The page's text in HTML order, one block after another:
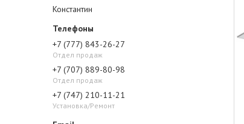
Константин
+7 (777) 843-26-27
Отдел продаж
+7 (707) 889-80-98
Отдел продаж
+7 (747) 210-11-21
Установка/Ремонт